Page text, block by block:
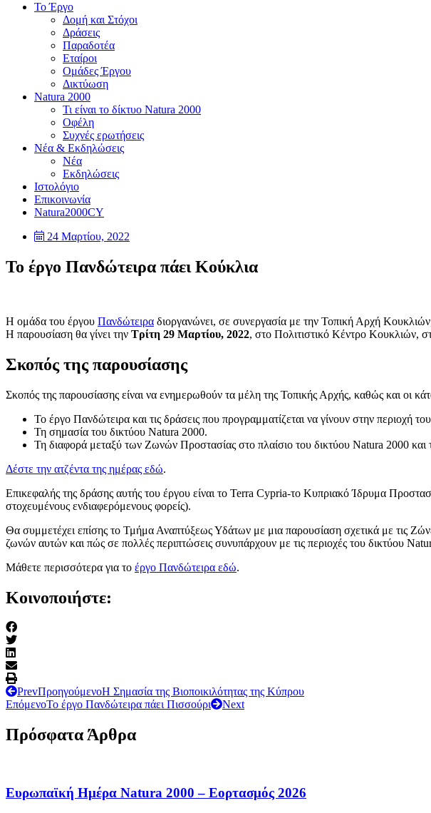
Το Έργο
Δομή και Στόχοι
Δράσεις
Παραδοτέα
Εταίροι
Ομάδες Έργου
Δικτύωση
Natura 2000
Τι είναι το δίκτυο Natura 2000
Οφέλη
Συχνές ερωτήσεις
Νέα & Εκδηλώσεις
Νέα
Εκδηλώσεις
Ιστολόγιο
Επικοινωνία
Natura2000CY
24 Μαρτίου, 2022
Το έργο Πανδώτειρα πάει Κούκλια
Η ομάδα του έργου Πανδώτειρα διοργανώνει, σε συνεργασία με την Τοπική Αρχή
Η παρουσίαση θα γίνει την Τρίτη 29 Μαρτίου, 2022, στο Πολιτιστικό Κέντρο Κουκλιών,
Σκοπός της παρουσίασης
Σκοπός της παρουσίασης είναι να ενημερωθούν τα μέλη της Τοπικής Αρχής, καθώς και οι
Το έργο Πανδώτειρα και τις δράσεις που προγραμματίζεται να γίνουν στην περιοχή
Τη σημασία του δικτύου Natura 2000.
Τη διαφορά μεταξύ των Ζωνών Προστασίας στο πλαίσιο του δικτύου Natura 2000
Δέστε την ατζέντα της ημέρας εδώ.
Επικεφαλής της δράσης αυτής του έργου είναι το Terra Cypria-το Κυπριακό Ίδρυμα
στοχευμένους ενδιαφερόμενους φορείς).
Θα συμμετέχει επίσης το Τμήμα Αναπτύξεως Υδάτων με μια παρουσίαση σχετικά με τις
ζωνών αυτών και πώς σε πολλές περιπτώσεις συνυπάρχουν με τις περιοχές του δικτύου
Μάθετε περισσότερα για το έργο Πανδώτειρα εδώ.
Κοινοποιήστε:
PrevΠροηγούμενοΗ Σημασία της Βιοποικιλότητας της Κύπρου
ΕπόμενοΤο έργο Πανδώτειρα πάει Πισσούρι Next
Πρόσφατα Άρθρα
Ευρωπαϊκή Ημέρα Natura 2000 – Εορτασμός 2026